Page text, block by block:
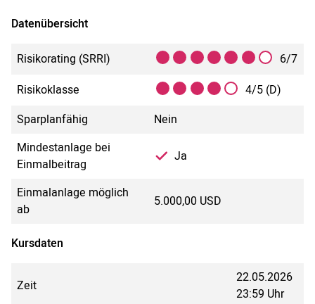
Datenübersicht
Risikorating (SRRI)
6/7
Risikoklasse
4/5 (D)
Sparplanfähig
Nein
Mindestanlage bei
Einmalbeitrag
Ja
Einmalanlage möglich
ab
5.000,00 USD
Kursdaten
Zeit
22.05.2026
23:59 Uhr